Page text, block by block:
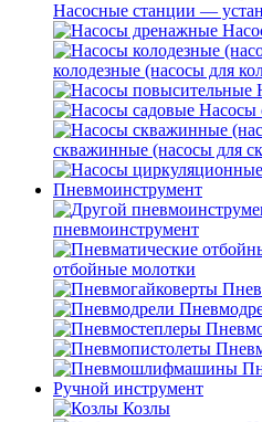
Насосные станции —
колодезные (насосы для
Насосы
скважинные (насосы для
Пневмоинструмент
пневмоинструмент
отбойные молотки
Ручной инструмент
Козлы